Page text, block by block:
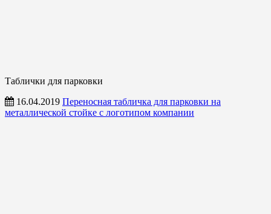
Таблички для парковки
16.04.2019 Переносная табличка для парковки на
металлической стойке с логотипом компании